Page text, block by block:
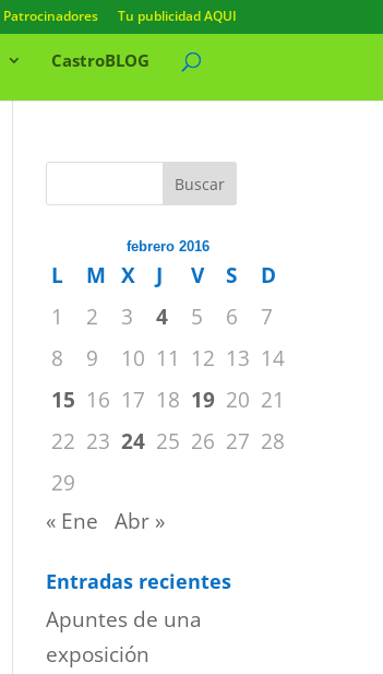
Patrocinadores Tu publicidad AQUI
CastroBLOG
Buscar
febrero 2016
L M X J V S
D
1
2 3 4 5 6
7
8
9 10 11 12 13 14
15 16 17 18 19 20 21
22 23 24 25 26 27 28
29
« Ene
Abr »
Entradas recientes
Apuntes de una
exposición